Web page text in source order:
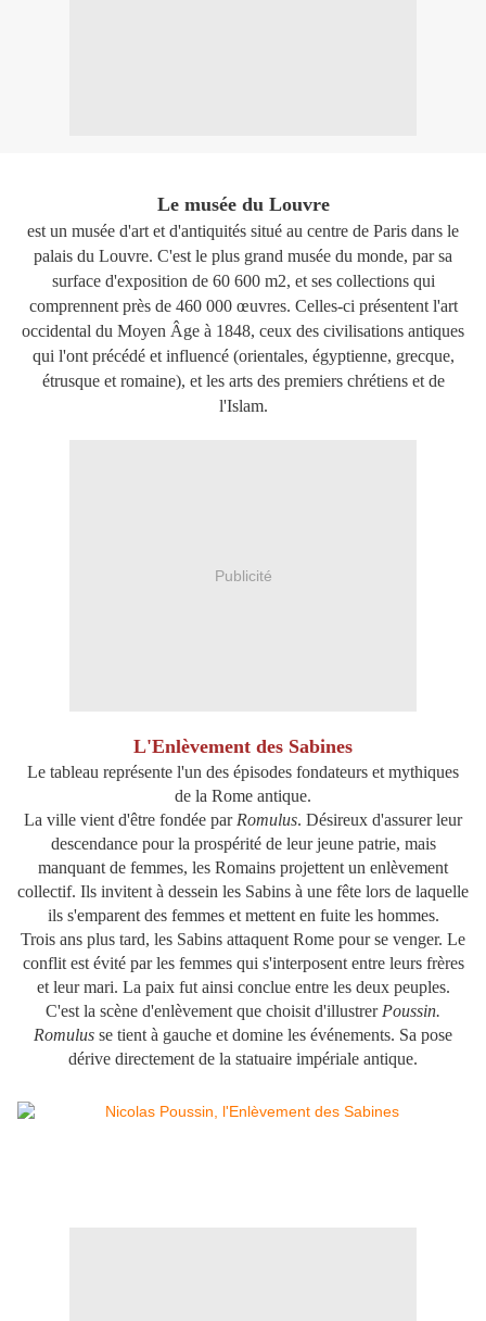
Le musée du Louvre
est un musée d'art et d'antiquités situé au centre de Paris dans le
palais du Louvre. C'est le plus grand musée du monde, par sa
surface d'exposition de 60 600 m2, et ses collections qui
comprennent près de 460 000 œuvres. Celles-ci présentent l'art
occidental du Moyen Âge à 1848, ceux des civilisations antiques
qui l'ont précédé et influencé (orientales, égyptienne, grecque,
étrusque et romaine), et les arts des premiers chrétiens et de
l'Islam.
Publicité
L'Enlèvement des Sabines
Le tableau représente l'un des épisodes fondateurs et mythiques
de la Rome antique.
La ville vient d'être fondée par Romulus. Désireux d'assurer leur
descendance pour la prospérité de leur jeune patrie, mais
manquant de femmes, les Romains projettent un enlèvement
collectif. Ils invitent à dessein les Sabins à une fête lors de laquelle
ils s'emparent des femmes et mettent en fuite les hommes.
Trois ans plus tard, les Sabins attaquent Rome pour se venger. Le
conflit est évité par les femmes qui s'interposent entre leurs frères
et leur mari. La paix fut ainsi conclue entre les deux peuples.
C'est la scène d'enlèvement que choisit d'illustrer Poussin.
Romulus se tient à gauche et domine les événements. Sa pose
dérive directement de la statuaire impériale antique.